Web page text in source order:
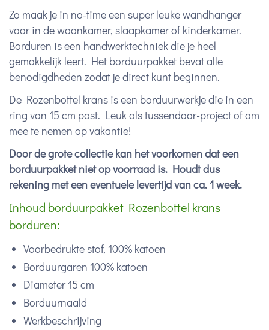
Zo maak je in no-time een super leuke wandhanger
voor in de woonkamer, slaapkamer of kinderkamer.
Borduren is een handwerktechniek die je heel
gemakkelijk leert. Het borduurpakket bevat alle
benodigdheden zodat je direct kunt beginnen.
De Rozenbottel krans is een borduurwerkje die in een
ring van 15 cm past. Leuk als tussendoor-project of om
mee te nemen op vakantie!
Door de grote collectie kan het voorkomen dat een
borduurpakket niet op voorraad is. Houdt dus
rekening met een eventuele levertijd van ca. 1 week.
Inhoud borduurpakket Rozenbottel krans
borduren:
Voorbedrukte stof, 100% katoen
Borduurgaren 100% katoen
Diameter 15 cm
Borduurnaald
Werkbeschrijving